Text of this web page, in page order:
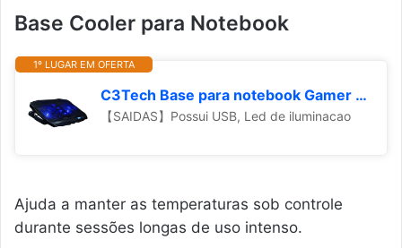
Base Cooler para Notebook
1º LUGAR EM OFERTA
C3Tech Base para notebook Gamer NBC-100BK 17,3" Refrigerada, 4 Ventiladores, Led Azul, controle de velocidade, regulagem de altura em 5 posições, Display digital em LCD
【SAIDAS】Possui USB, Led de iluminacao
Ajuda a manter as temperaturas sob controle
durante sessões longas de uso intenso.